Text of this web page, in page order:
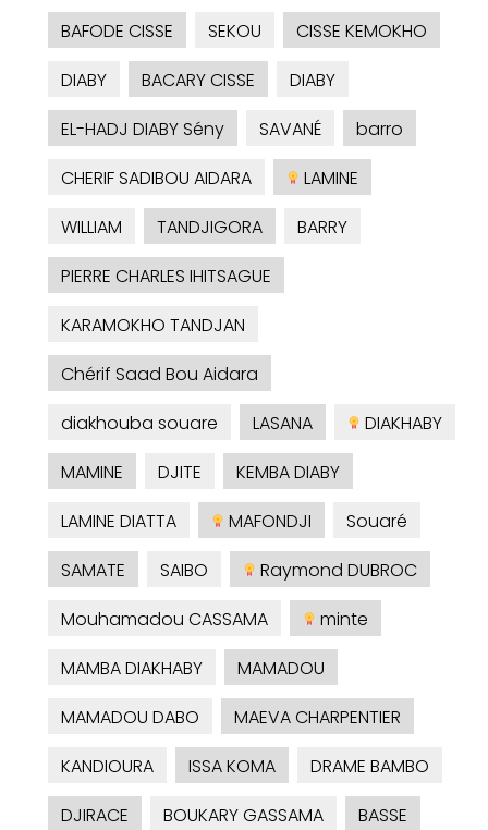
BAFODE CISSE
SEKOU
CISSE KEMOKHO
DIABY
BACARY CISSE
DIABY
EL-HADJ DIABY Sény
SAVANÉ
barro
CHERIF SADIBOU AIDARA
LAMINE
WILLIAM
TANDJIGORA
BARRY
PIERRE CHARLES IHITSAGUE
KARAMOKHO TANDJAN
Chérif Saad Bou Aidara
diakhouba souare
LASANA
DIAKHABY
MAMINE
DJITE
KEMBA DIABY
LAMINE DIATTA
MAFONDJI
Souaré
SAMATE
SAIBO
Raymond DUBROC
Mouhamadou CASSAMA
minte
MAMBA DIAKHABY
MAMADOU
MAMADOU DABO
MAEVA CHARPENTIER
KANDIOURA
ISSA KOMA
DRAME BAMBO
DJIRACE
BOUKARY GASSAMA
BASSE